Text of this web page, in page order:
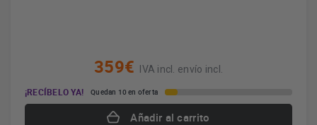
359€
IVA incl. envío incl.
¡RECÍBELO YA!
Quedan 10 en oferta
Añadir al carrito